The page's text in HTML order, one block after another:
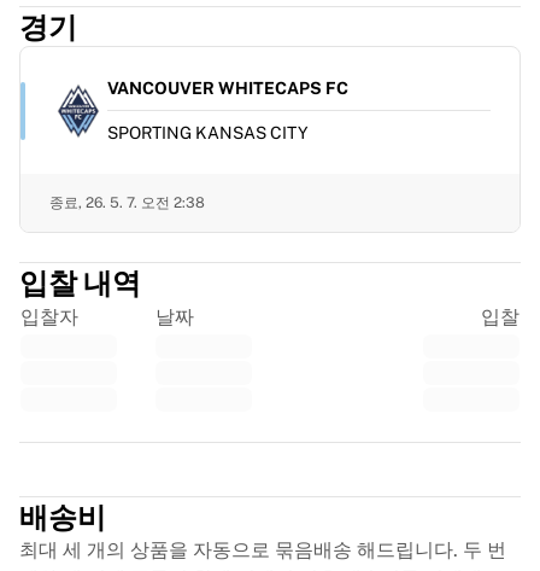
럭비 전체 보기
크리켓
잉글랜드 크리켓
델리 캐피털스
서인도 제도
크리켓 전체 보기
아이스하키
트레 크로노르
NHL 앨럼나이
셔츠 정품 인증
내 컬렉션
경기
VANCOUVER WHITECAPS FC
SPORTING KANSAS CITY
종료, 26. 5. 7. 오전 2:38
입찰 내역
입찰자 날짜 입찰
배송비
최대 세 개의 상품을 자동으로 묶음배송 해드립니다. 두 번